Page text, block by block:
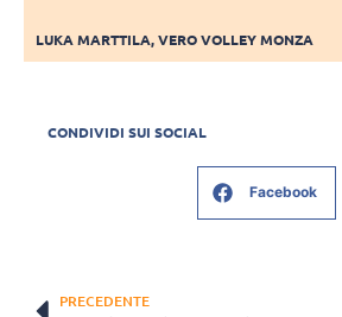
LUKA MARTTILA,VERO VOLLEY MONZA
CONDIVIDI SUI SOCIAL
Facebook
PRECEDENTE